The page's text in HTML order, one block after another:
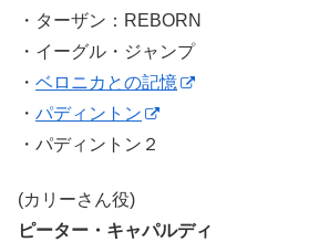
・ターザン：REBORN
・イーグル・ジャンプ
・ ベロニカとの記憶
・ パディントン
・パディントン２
(カリーさん役)
ピーター・キャパルディ